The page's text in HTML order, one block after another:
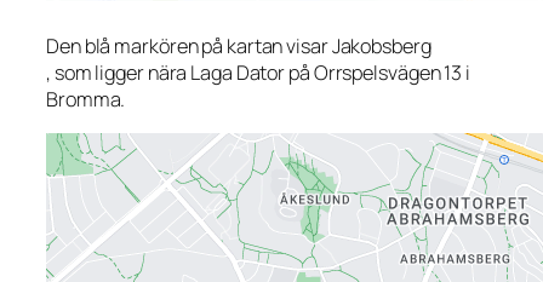
Den blå markören på kartan visar Jakobsberg
, som ligger nära Laga Dator på Orrspelsvägen 13 i
Bromma.